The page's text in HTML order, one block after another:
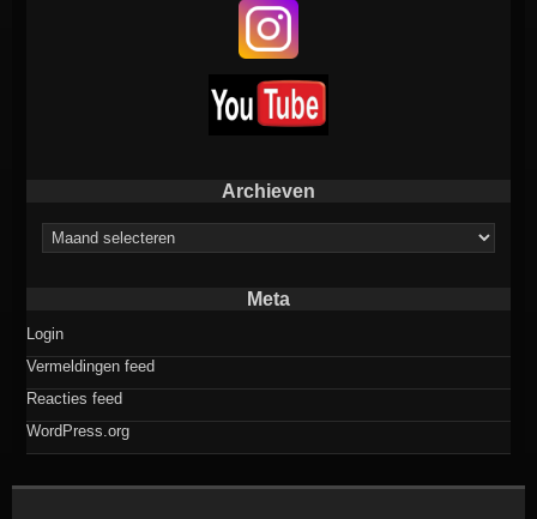
Archieven
Archieven
Meta
Login
Vermeldingen feed
Reacties feed
WordPress.org